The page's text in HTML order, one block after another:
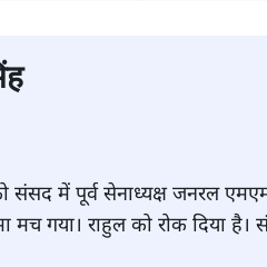
संसद में पूर्व सेनाध्यक्ष जनरल
गया। राहुल को रोक दिया है।